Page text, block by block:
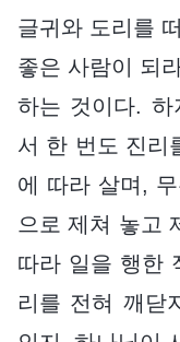
글귀와 도리를
좋은 사람이 되
하는 것이다. 하
서 한 번도 진리
에 따라 살며,
으로 제쳐 놓고
따라 일을 행한
리를 전혀 깨닫